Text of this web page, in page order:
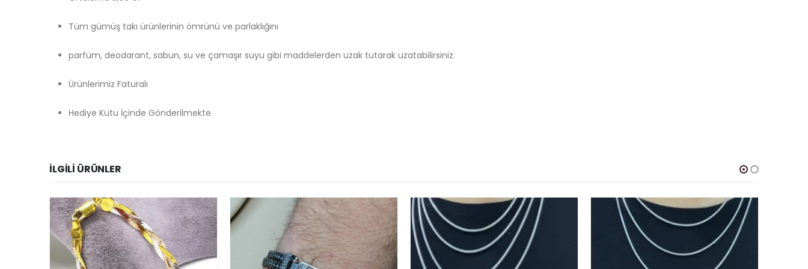
Tüm gümüş takı ürünlerinin ömrünü ve parlaklığını
parfüm, deodarant, sabun, su ve çamaşır suyu gibi maddelerden uzak tutarak uzatabilirsiniz.
Ürünlerimiz Faturalı
Hediye Kutu İçinde Gönderilmekte
İLGILI ÜRÜNLER